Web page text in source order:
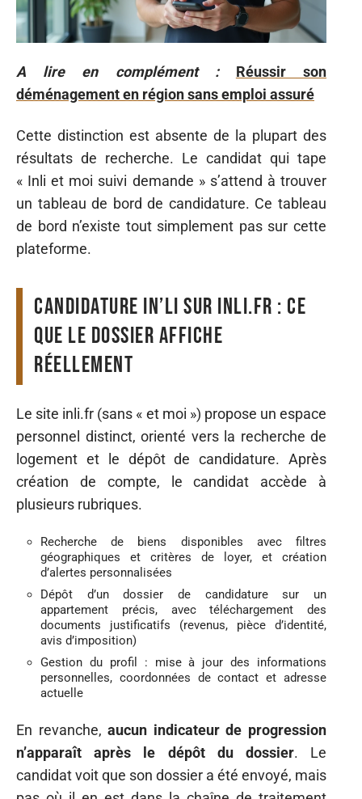
A lire en complément :
Réussir son
déménagement en région sans emploi assuré
Cette distinction est absente de la plupart des
résultats de recherche. Le candidat qui tape
« Inli et moi suivi demande » s’attend à trouver
un tableau de bord de candidature. Ce tableau
de bord n’existe tout simplement pas sur cette
plateforme.
Candidature in’li sur inli.fr : ce
que le dossier affiche
réellement
Le site inli.fr (sans « et moi ») propose un espace
personnel distinct, orienté vers la recherche de
logement et le dépôt de candidature. Après
création de compte, le candidat accède à
plusieurs rubriques.
Recherche de biens disponibles avec filtres
géographiques et critères de loyer, et création
d’alertes personnalisées
Dépôt d’un dossier de candidature sur un
appartement précis, avec téléchargement des
documents justificatifs (revenus, pièce d’identité,
avis d’imposition)
Gestion du profil : mise à jour des informations
personnelles, coordonnées de contact et adresse
actuelle
En revanche,aucun indicateur de progression
n’apparaît après le dépôt du dossier. Le
candidat voit que son dossier a été envoyé, mais